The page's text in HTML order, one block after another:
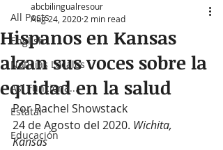
All Posts
English
Noticias Locales
Así Funciona...
Estatal
Educación
Hispanos en Kansas
alzan sus voces sobre la
equidad en la salud
abcbilingualresour
Aug 24, 2020 2 min read
Por Rachel Showstack
24 de Agosto del 2020. Wichita,
Kansas